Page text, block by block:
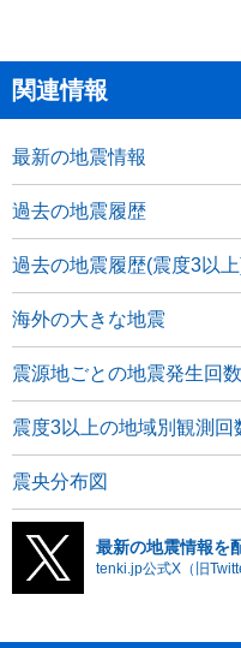
関連情報
最新の地震情報
過去の地震履歴
過去の地震履歴(震度3以
海外の大きな地震
震源地ごとの地震発生回数
震度3以上の地域別観測回
震央分布図
最新の地震情報を
tenki.jp公式X（旧